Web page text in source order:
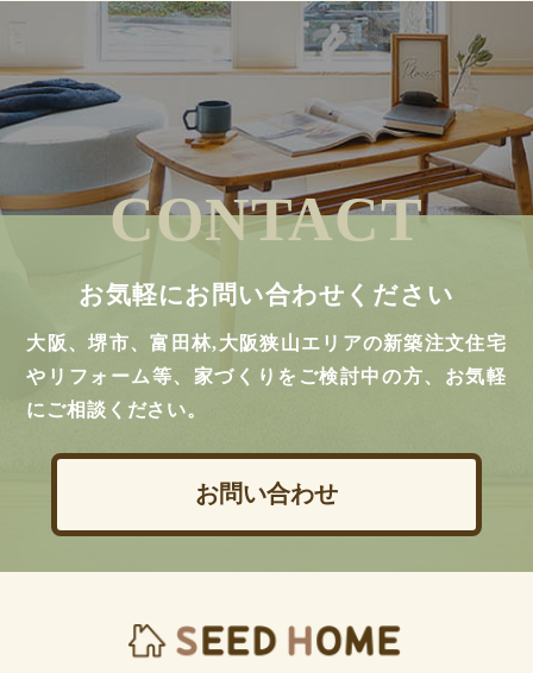
CONTACT
お気軽にお問い合わせください
大阪、堺市、富田林,大阪狭山エリアの新築注文住宅
やリフォーム等、家づくりをご検討中の方、お気軽
にご相談ください。
お問い合わせ